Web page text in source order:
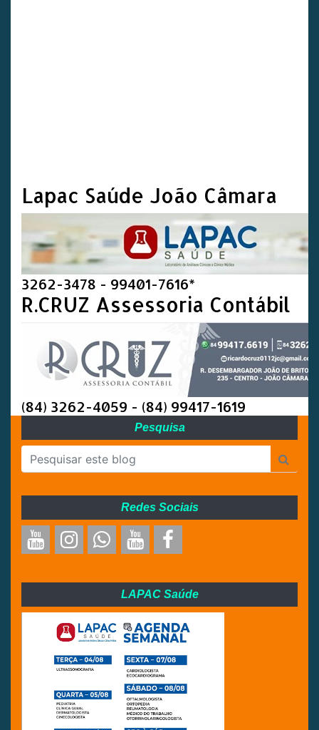
Lapac Saúde João Câmara
3262-3478 - 99401-7616*
R.CRUZ Assessoria Contábil
(84) 3262-4059 - (84) 99417-1619
Pesquisa
Redes Sociais
LAPAC Saúde